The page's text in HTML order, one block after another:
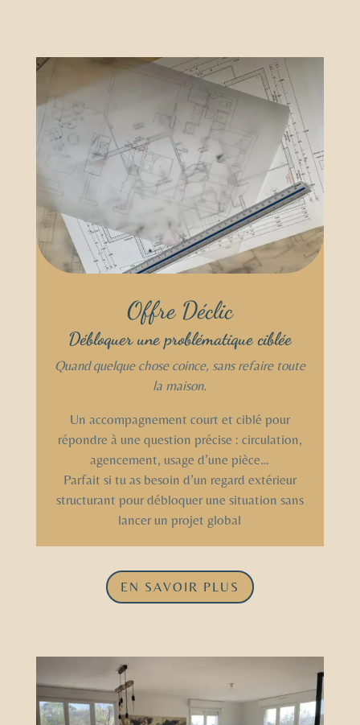
Offre Déclic
Débloquer une problématique ciblée
Quand quelque chose coince, sans refaire toute
la maison.
Un accompagnement court et ciblé pour
répondre à une question précise : circulation,
agencement, usage d’une pièce…
Parfait si tu as besoin d’un regard extérieur
structurant pour débloquer une situation sans
lancer un projet global
EN SAVOIR PLUS